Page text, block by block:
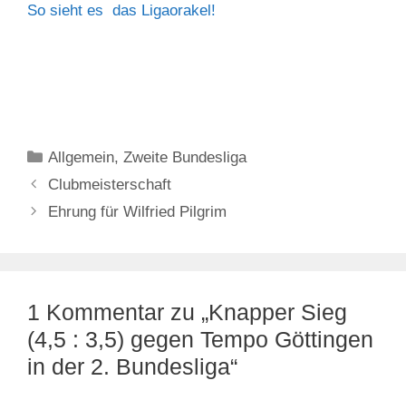
So sieht es das Ligaorakel!
Kategorien
Allgemein,Zweite Bundesliga
Clubmeisterschaft
Ehrung für Wilfried Pilgrim
1 Kommentar zu „Knapper Sieg
(4,5 : 3,5) gegen Tempo Göttingen
in der 2. Bundesliga“